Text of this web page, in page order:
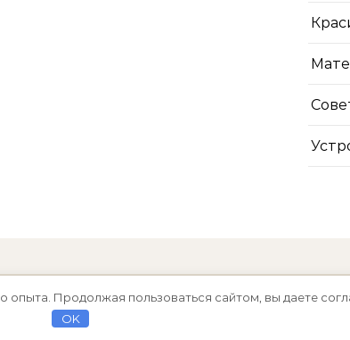
опыта. Продолжая пользоваться сайтом, вы даете
OK